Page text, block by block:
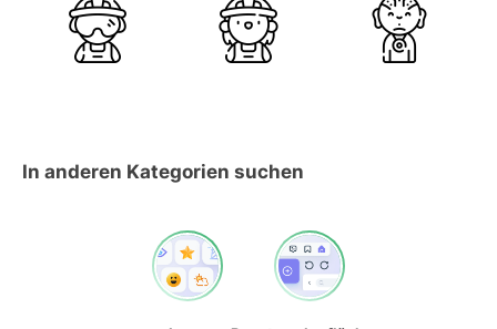
In anderen Kategorien suchen